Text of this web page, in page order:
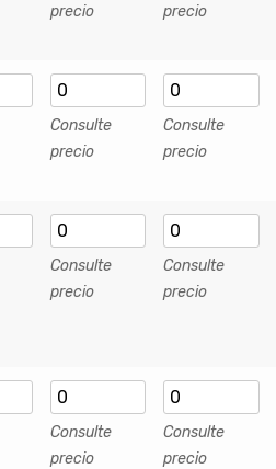
precio
precio
Consulte
precio
Consulte
precio
Consulte
precio
Consulte
precio
Consulte
precio
Consulte
precio